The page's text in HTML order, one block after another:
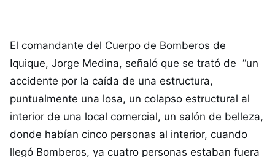
El comandante del Cuerpo de Bomberos de
Iquique, Jorge Medina, señaló que se trató de “un
accidente por la caída de una estructura,
puntualmente una losa, un colapso estructural al
interior de una local comercial, un salón de belleza,
donde habían cinco personas al interior, cuando
llegó Bomberos, ya cuatro personas estaban fuera